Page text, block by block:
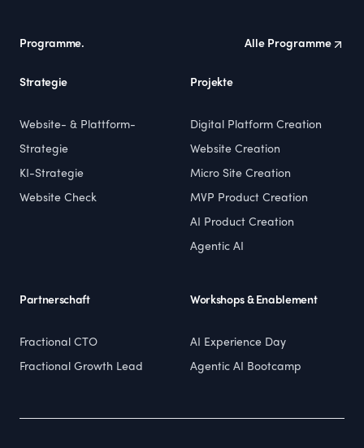
Programme. Alle Programme
Strategie
Website- & Plattform-
Strategie
KI-Strategie
Website Check
Projekte
Digital Platform Creation
Website Creation
Micro Site Creation
MVP Product Creation
AI Product Creation
Agentic AI
Partnerschaft
Fractional CTO
Fractional Growth Lead
Workshops & Enablement
AI Experience Day
Agentic AI Bootcamp